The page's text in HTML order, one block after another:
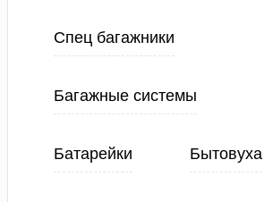
Спец багажники
Багажные системы
Батарейки Бытовуха